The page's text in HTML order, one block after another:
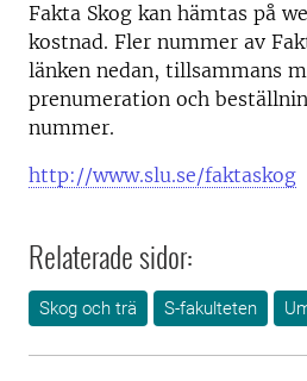
Fakta Skog kan hämtas på
kostnad. Fler nummer av
länken nedan, tillsammans
prenumeration och
nummer.
http://www.slu.se/faktaskog
Relaterade sidor:
Skog och trä S-fakulteten